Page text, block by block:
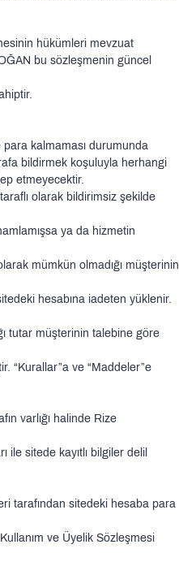
hükümleri mevzuat
bu sözleşmenin güncel
kalmaması durumunda
bildirmek koşuluyla herhangi
etmeyecektir.
olarak bildirimsiz şekilde
ya da hizmetin
mümkün olmadığı müşterinin
hesabına iadeten yüklenir.
tutar müşterinin talebine göre
“Kurallar”a ve “Maddeler”e
varlığı halinde Rize
ile sitede kayıtlı bilgiler delil
tarafından sitedeki hesaba para
ve Üyelik Sözleşmesi